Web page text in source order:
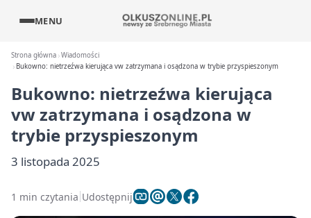
MENU
Strona główna Wiadomości
Bukowno: nietrzeźwa kierująca vw zatrzymana i osądzona w trybie przyspieszonym
Bukowno: nietrzeźwa kierująca
vw zatrzymana i osądzona w
trybie przyspieszonym
3 listopada 2025
1 min czytania Udostępnij